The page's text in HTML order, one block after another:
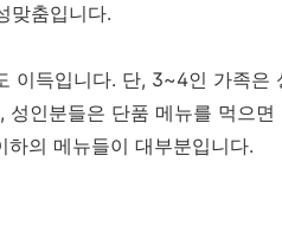
맞춤입니다.
이득입니다. 단, 3~4인 가족은
인분들은 단품 메뉴를 먹으
의 메뉴들이 대부분입니다.